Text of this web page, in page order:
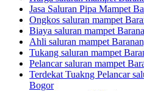
Jasa Saluran Pipa Mampet
Ongkos saluran mampet
Biaya saluran mampet
Ahli saluran mampet
Tukang saluran mampet
Pelancar saluran mampet
Terdekat Tuakng Pelancar
Bogor